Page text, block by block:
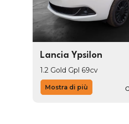
Lancia Ypsilon
1.2 Gold Gpl 69cv
Mostra di più